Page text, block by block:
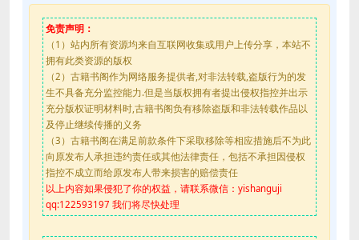
免责声明：
（1）站内所有资源均来自互联网收集或用户上传分享，本站不
拥有此类资源的版权
（2）古籍书阁作为网络服务提供者,对非法转载,盗版行为的发
生不具备充分监控能力.但是当版权拥有者提出侵权指控并出示
充分版权证明材料时,古籍书阁负有移除盗版和非法转载作品以
及停止继续传播的义务
（3）古籍书阁在满足前款条件下采取移除等相应措施后不为此
向原发布人承担违约责任或其他法律责任，包括不承担因侵权
指控不成立而给原发布人带来损害的赔偿责任
以上内容如果侵犯了你的权益，请联系微信：yishanguji
qq:122593197 我们将尽快处理